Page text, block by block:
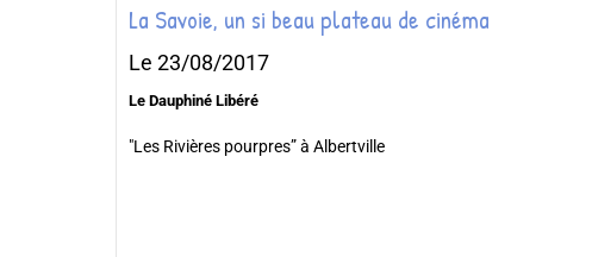
La Savoie, un si beau plateau de cinéma
Le 23/08/2017
Le Dauphiné Libéré
"Les Rivières pourpres” à Albertville